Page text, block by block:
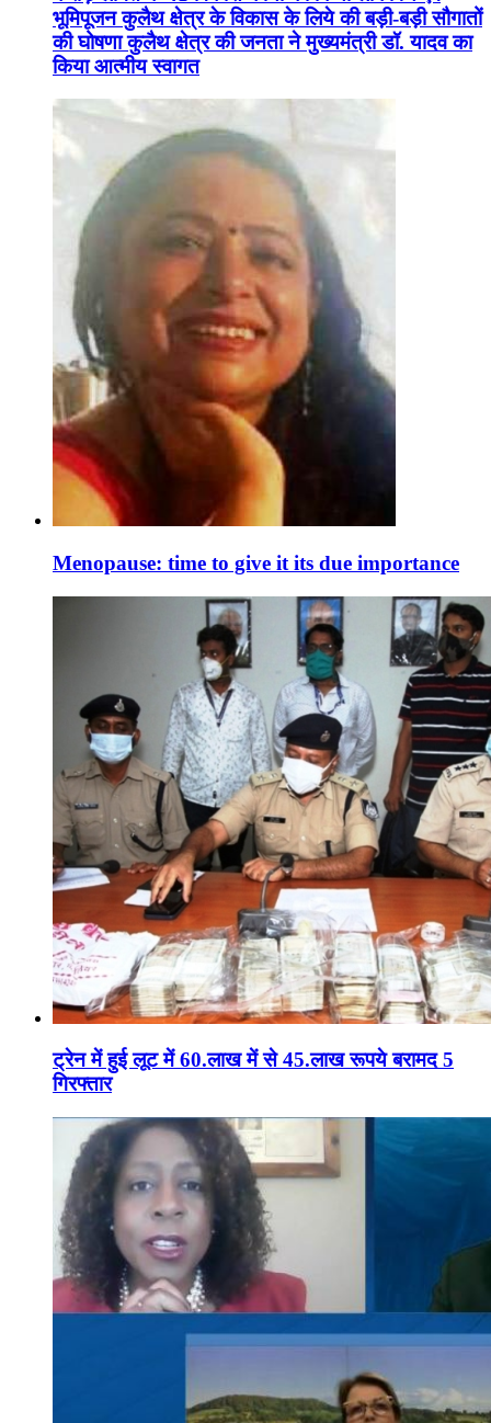
भूमिपूजन कुलैथ क्षेत्र के विकास के लिये की बड़ी-बड़ी सौगातों
की घोषणा कुलैथ क्षेत्र की जनता ने मुख्यमंत्री डॉ. यादव का
किया आत्मीय स्वागत
Menopause: time to give it its due importance
ट्रेन में हुई लूट में 60.लाख में से 45.लाख रूपये बरामद 5
गिरफ्तार